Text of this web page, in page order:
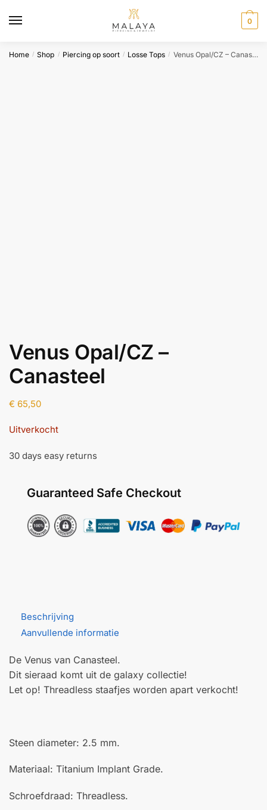
0
Home / Shop / Piercing op soort / Losse Tops / Venus Opal/CZ – Canasteel
Venus Opal/CZ –
Canasteel
€ 65,50
Uitverkocht
30 days easy returns
Guaranteed Safe Checkout
Beschrijving
Aanvullende informatie
De Venus van Canasteel.
Dit sieraad komt uit de galaxy collectie!
Let op! Threadless staafjes worden apart verkocht!
Steen diameter: 2.5 mm.
Materiaal: Titanium Implant Grade.
Schroefdraad: Threadless.